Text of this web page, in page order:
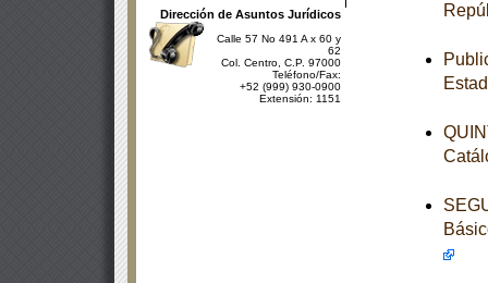
Dirección de Asuntos Jurídicos
Calle 57 No 491 A x 60 y
62
Col. Centro, C.P. 97000
Teléfono/Fax:
+52 (999) 930-0900
Extensión: 1151